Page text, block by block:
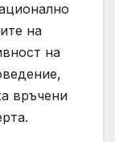
на
на
връчени